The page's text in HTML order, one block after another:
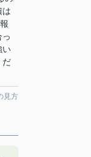
は
い
だ
見方